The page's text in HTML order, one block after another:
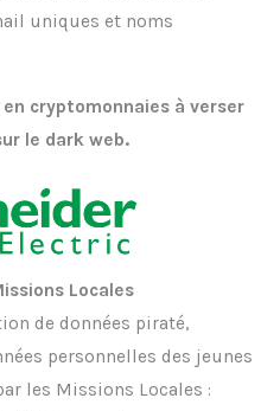
uniques et noms
cryptomonnaies à verser
le dark web.
Locales
de données piraté,
personnelles des jeunes
les Missions Locales :